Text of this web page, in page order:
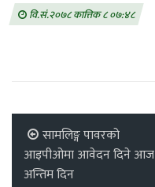
वि.सं.२०७८ कात्तिक ८ ०७:४८
सामलिङ्ग पावरको
आइपीओमा आवेदन दिने आज
अन्तिम दिन